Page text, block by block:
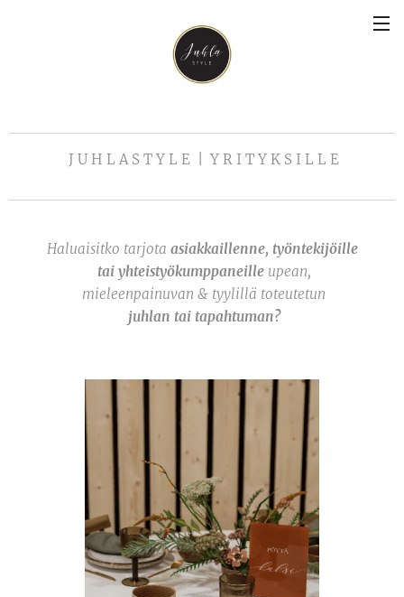
J U H L A S T Y L E | Y R I T Y K S I L L E
Haluaisitko tarjota asiakkaillenne, työntekijöille
tai yhteistyökumppaneille upean,
mieleenpainuvan & tyylillä toteutetun
juhlan tai tapahtuman?